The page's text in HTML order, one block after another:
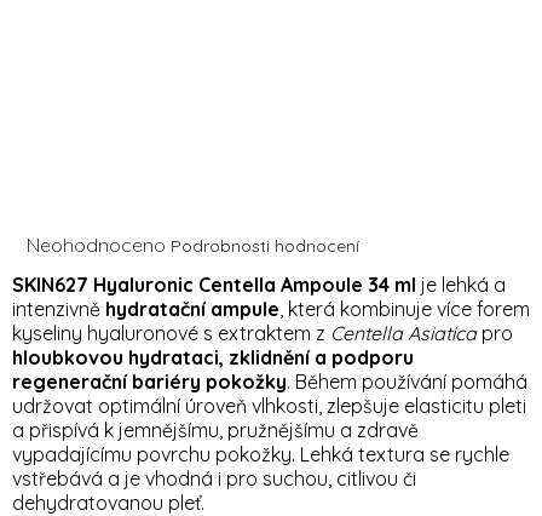
Průměrné
produktu
je
0,0
z
5
hvězdiček.
Neohodnoceno Podrobnosti hodnocení
SKIN627 Hyaluronic Centella Ampoule 34 ml je lehká a
intenzivně hydratační ampule , která kombinuje více forem
kyseliny hyaluronové s extraktem z Centella Asiaticapro
hloubkovou hydrataci, zklidnění a podporu
regenerační bariéry pokožky. Během používání pomáhá
udržovat optimální úroveň vlhkosti, zlepšuje elasticitu pleti
a přispívá k jemnějšímu, pružnějšímu a zdravě
vypadajícímu povrchu pokožky. Lehká textura se rychle
vstřebává a je vhodná i pro suchou, citlivou či
dehydratovanou pleť.